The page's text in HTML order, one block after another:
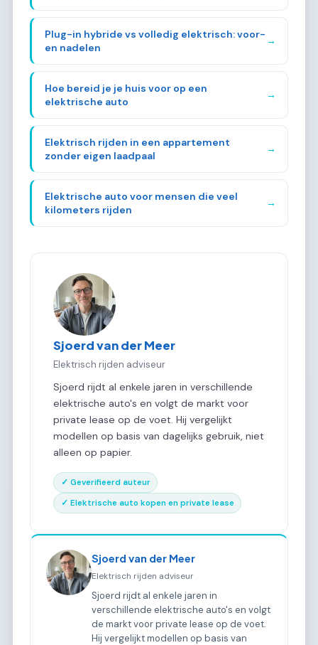
Plug-in hybride vs volledig elektrisch: voor-
en nadelen
→
Hoe bereid je je huis voor op een
elektrische auto
→
Elektrisch rijden in een appartement
zonder eigen laadpaal
→
Elektrische auto voor mensen die veel
kilometers rijden
→
Sjoerd van der Meer
Elektrisch rijden adviseur
Sjoerd rijdt al enkele jaren in verschillende
elektrische auto's en volgt de markt voor
private lease op de voet. Hij vergelijkt
modellen op basis van dagelijks gebruik, niet
alleen op papier.
✓ Geverifieerd auteur
✓ Elektrische auto kopen en private lease
Sjoerd van der Meer
Elektrisch rijden adviseur
Sjoerd rijdt al enkele jaren in
verschillende elektrische auto's en volgt
de markt voor private lease op de voet.
Hij vergelijkt modellen op basis van